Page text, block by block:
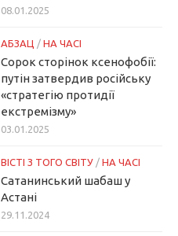
08.01.2025
АБЗАЦ / НА ЧАСІ
Сорок сторінок ксенофобії:
путін затвердив російську
«стратегію протидії
екстремізму»
03.01.2025
ВІСТІ З ТОГО СВІТУ / НА ЧАСІ
Сатанинський шабаш у
Астані
29.11.2024